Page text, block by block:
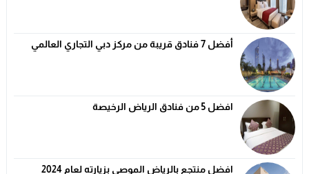
أفضل 7 فنادق قريبة من مركز دبي التجاري العالمي
افضل 5 من فنادق الرياض الرخيصة
افضل منتجع بالرياض الموصى بزيارته لعام 2024